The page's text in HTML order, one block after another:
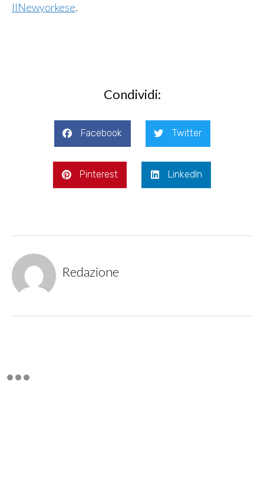
IlNewyorkese.
Condividi:
Facebook Twitter
Pinterest LinkedIn
Redazione